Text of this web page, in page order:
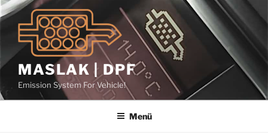
İçeriğe
geç
MASLAK | DPF
Emission System For Vehicle!
Menü